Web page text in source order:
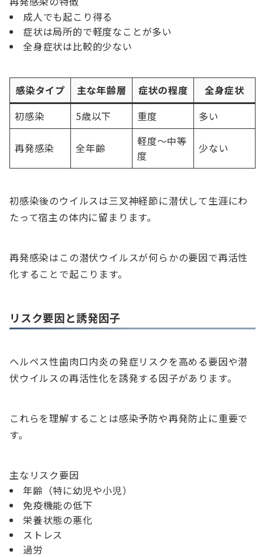
成人でも起こり得る
症状は局所的で軽度なことが多い
全身症状は比較的少ない
感染タイプ 主な年齢層 症状の程度
全身症状
初感染
5歳以下 重度 多い
再発感染 全年齢
軽度〜中等
度
少ない
初感染後のウイルスは三叉神経節に潜伏して生涯にわ
たって宿主の体内に留まります。
再発感染はこの潜伏ウイルスが何らかの要因で再活性
化することで起こります。
リスク要因と誘発因子
ヘルペス性歯肉口内炎の発症リスクを高める要因や潜
伏ウイルスの再活性化を誘発する因子があります。
これらを理解することは感染予防や再発防止に重要で
す。
主なリスク要因
年齢（特に幼児や小児）
免疫機能の低下
栄養状態の悪化
ストレス
過労